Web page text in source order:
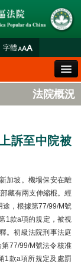
字體
法院概況
訴至中院被
加坡。機場保安在離
藏有兩支伸縮棍。經
途，根據第77/99/M號
1款a項的規定，被視
。初級法院刑事法庭
77/99/M號法令核准
1款a項所規定及處罰